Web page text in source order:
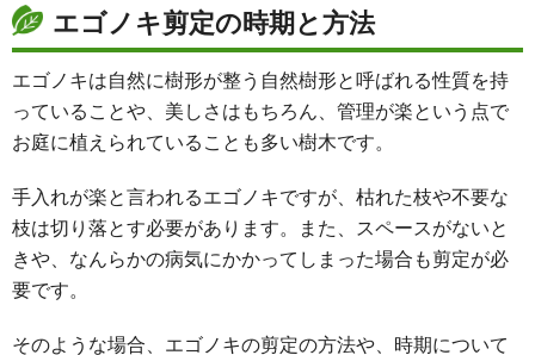
エゴノキ剪定の時期と方法
エゴノキは自然に樹形が整う自然樹形と呼ばれる性質を持
っていることや、美しさはもちろん、管理が楽という点で
お庭に植えられていることも多い樹木です。
手入れが楽と言われるエゴノキですが、枯れた枝や不要な
枝は切り落とす必要があります。また、スペースがないと
きや、なんらかの病気にかかってしまった場合も剪定が必
要です。
そのような場合、エゴノキの剪定の方法や、時期について